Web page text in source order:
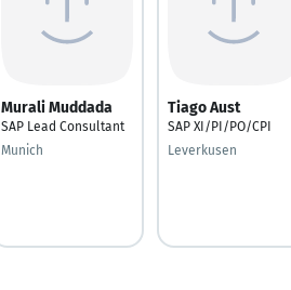
Murali Muddada
SAP Lead Consultant
Munich
Tiago Aust
SAP XI/PI/PO/CPI
Leverkusen